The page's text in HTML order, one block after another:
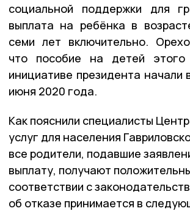
социальной поддержки для
выплата на ребёнка в
семи лет включительно.
что пособие на детей этого
инициативе президента начали
июня 2020 года.
Как пояснили специалисты
услуг для населения
все родители, подавшие
выплату, получают
соответствии с
об отказе принимается в